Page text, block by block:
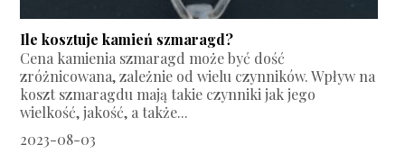
Ile kosztuje kamień szmaragd?
Cena kamienia szmaragd może być dość
zróżnicowana, zależnie od wielu czynników. Wpływ na
koszt szmaragdu mają takie czynniki jak jego
wielkość, jakość, a także...
2023-08-03